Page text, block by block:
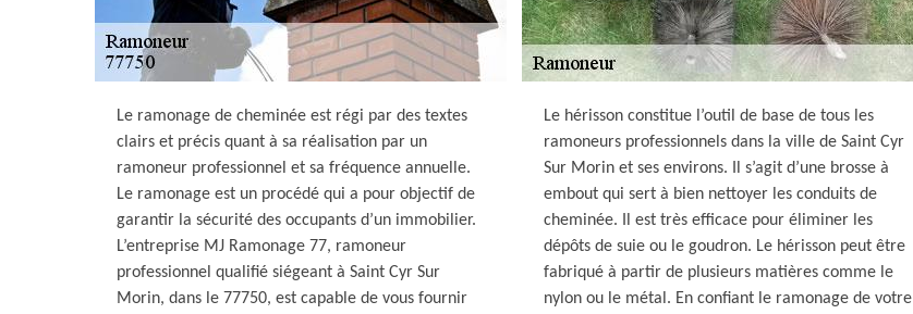
Le ramonage de cheminée est régi par des textes
clairs et précis quant à sa réalisation par un
ramoneur professionnel et sa fréquence annuelle.
Le ramonage est un procédé qui a pour objectif de
garantir la sécurité des occupants d’un immobilier.
L’entreprise MJ Ramonage 77, ramoneur
professionnel qualifié siégeant à Saint Cyr Sur
Morin, dans le 77750, est capable de vous fournir
Le hérisson constitue l’outil de base de tous les
ramoneurs professionnels dans la ville de Saint Cyr
Sur Morin et ses environs. Il s’agit d’une brosse à
embout qui sert à bien nettoyer les conduits de
cheminée. Il est très efficace pour éliminer les
dépôts de suie ou le goudron. Le hérisson peut être
fabriqué à partir de plusieurs matières comme le
nylon ou le métal. En confiant le ramonage de votre